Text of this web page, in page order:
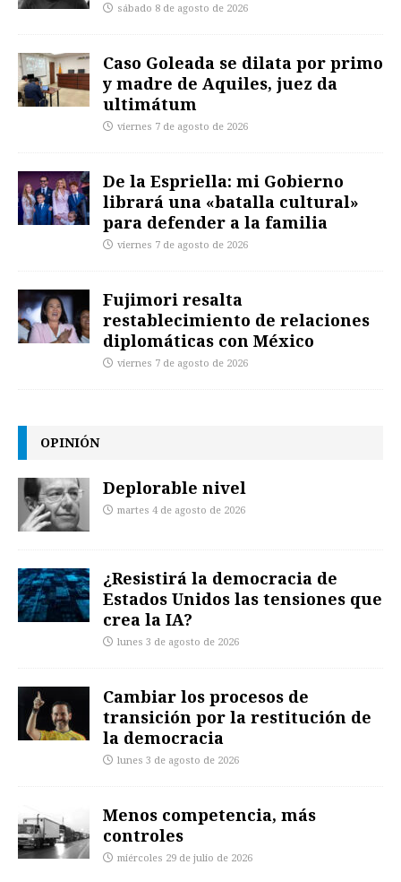
sábado 8 de agosto de 2026
Caso Goleada se dilata por primo
y madre de Aquiles, juez da
ultimátum
viernes 7 de agosto de 2026
De la Espriella: mi Gobierno
librará una «batalla cultural»
para defender a la familia
viernes 7 de agosto de 2026
Fujimori resalta
restablecimiento de relaciones
diplomáticas con México
viernes 7 de agosto de 2026
OPINIÓN
Deplorable nivel
martes 4 de agosto de 2026
¿Resistirá la democracia de
Estados Unidos las tensiones que
crea la IA?
lunes 3 de agosto de 2026
Cambiar los procesos de
transición por la restitución de
la democracia
lunes 3 de agosto de 2026
Menos competencia, más
controles
miércoles 29 de julio de 2026